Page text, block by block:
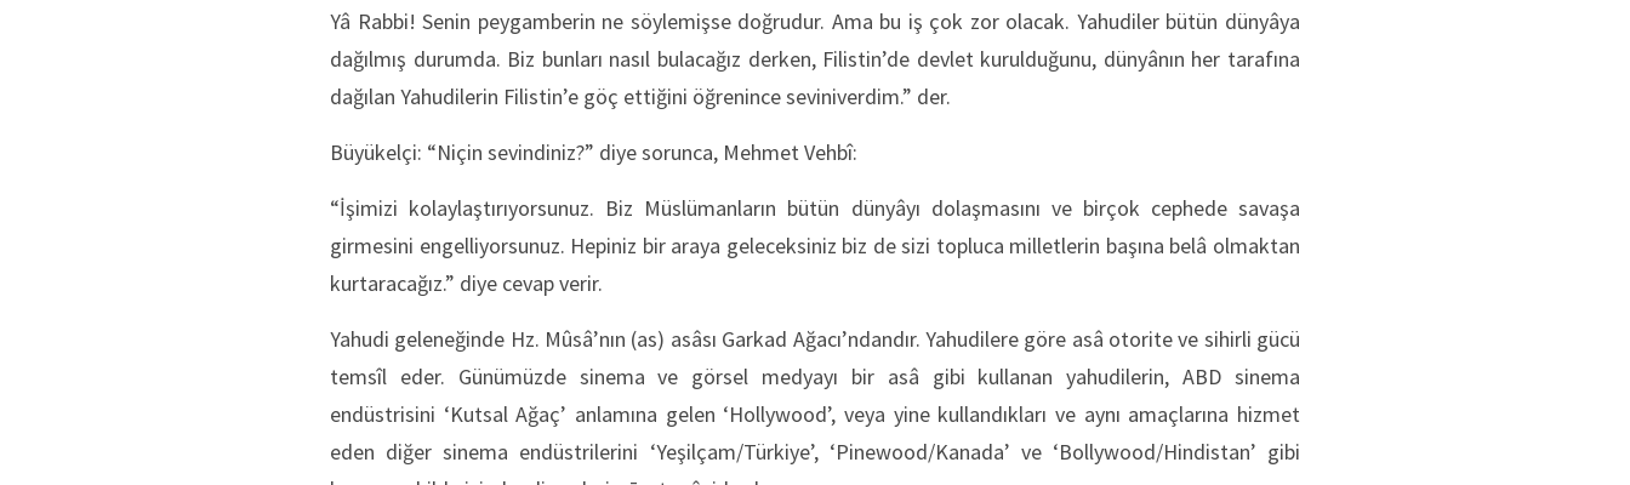
Yâ Rabbi! Senin peygamberin ne söylemişse doğrudur. Ama bu iş çok zor olacak. Yahudiler bütün dünyâya
dağılmış durumda. Biz bunları nasıl bulacağız derken, Filistin’de devlet kurulduğunu, dünyânın her tarafına
dağılan Yahudilerin Filistin’e göç ettiğini öğrenince seviniverdim.” der.
Büyükelçi: “Niçin sevindiniz?” diye sorunca, Mehmet Vehbî:
“İşimizi kolaylaştırıyorsunuz. Biz Müslümanların bütün dünyâyı dolaşmasını ve birçok cephede savaşa
girmesini engelliyorsunuz. Hepiniz bir araya geleceksiniz biz de sizi topluca milletlerin başına belâ olmaktan
kurtaracağız.” diye cevap verir.
Yahudi geleneğinde Hz. Mûsâ’nın (as) asâsı Garkad Ağacı’ndandır. Yahudilere göre asâ otorite ve sihirli gücü
temsîl eder. Günümüzde sinema ve görsel medyayı bir asâ gibi kullanan yahudilerin, ABD sinema
endüstrisini ‘Kutsal Ağaç’ anlamına gelen ‘Hollywood’, veya yine kullandıkları ve aynı amaçlarına hizmet
eden diğer sinema endüstrilerini ‘Yeşilçam/Türkiye’, ‘Pinewood/Kanada’ ve ‘Bollywood/Hindistan’ gibi